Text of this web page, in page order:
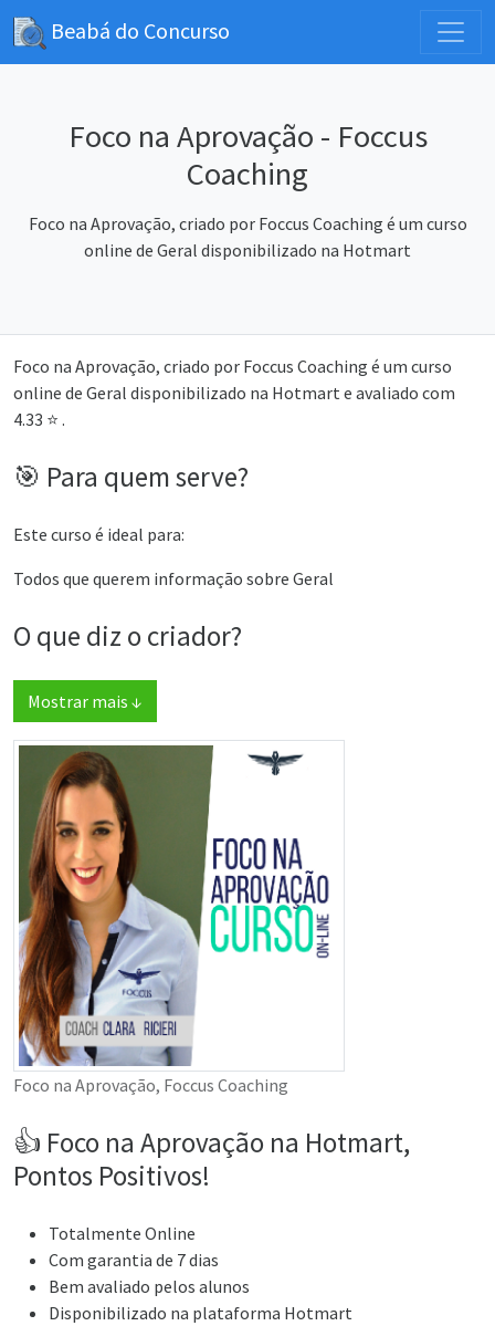
Beabá do Concurso
Foco na Aprovação - Foccus
Coaching
Foco na Aprovação, criado por Foccus Coaching é um curso
online de Geral disponibilizado na Hotmart
Foco na Aprovação, criado por Foccus Coaching é um curso
online de Geral disponibilizado na Hotmart e avaliado com
4.33 ⭐ .
🎯 Para quem serve?
Este curso é ideal para:
Todos que querem informação sobre Geral
O que diz o criador?
Mostrar mais ↓
Foco na Aprovação, Foccus Coaching
👍 Foco na Aprovação na Hotmart,
Pontos Positivos!
Totalmente Online
Com garantia de 7 dias
Bem avaliado pelos alunos
Disponibilizado na plataforma Hotmart